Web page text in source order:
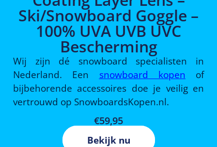
Ski/Snowboard Goggle –
100% UVA UVB UVC
Bescherming
Wij zijn dé snowboard specialisten in
Nederland. Een snowboard kopen of
bijbehorende accessoires doe je veilig en
vertrouwd op SnowboardsKopen.nl.
€59,95
Bekijk nu